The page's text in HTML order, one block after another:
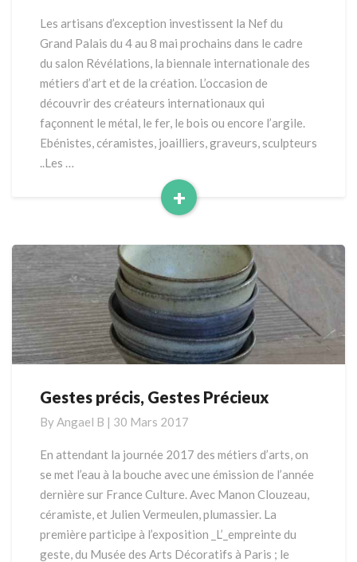
Grand
Les artisans d’exception investissent la Nef du
Grand Palais du 4 au 8 mai prochains dans le cadre
du salon Révélations, la biennale internationale des
métiers d’art et de la création. L’occasion de
découvrir des créateurs internationaux qui
façonnent le métal, le fer, le bois ou encore l’argile.
Ebénistes, céramistes, joailliers, graveurs, sculpteurs
..Les …
+
Read
Gestes
Gestes
Précieux
Gestes précis, Gestes Précieux
ByAngael B | 30 Mars 2017
En attendant la journée 2017 des métiers d’arts, on
se met l’eau à la bouche avec une émission de l’année
dernière sur France Culture. Avec Manon Clouzeau,
céramiste, et Julien Vermeulen, plumassier. La
première participe à l’exposition _L’_empreinte du
geste, du Musée des Arts Décoratifs à Paris ; le